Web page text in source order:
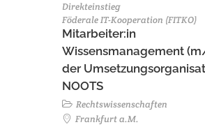
Direkteinstieg
Föderale IT-Kooperation (FITKO)
Mitarbeiter:in
Wissensmanagement
der
NOOTS
Rechtswissenschaften
Frankfurt a.M.